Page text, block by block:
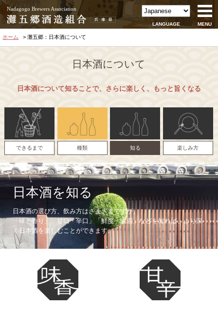
Nadagogo Brewers Association
LANGUAGE MENU
ホーム 灘五郷：日本酒について
日本酒について
日本酒について知ることで、さらに楽しく、もっと旨くなる
できるまで 種類 知る 楽しみ方
日本酒を知る
日本酒の選び方、飲み方はさまざまですが、
「味と香り」「甘口・辛口」「鮮度・温度」などを知れば、 より深
く日本酒を楽しむことができます。